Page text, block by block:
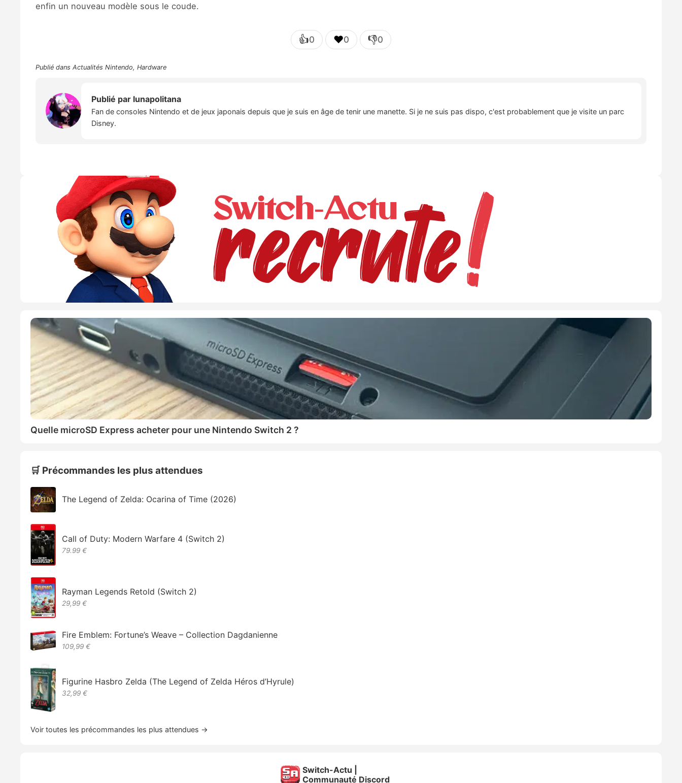
enfin un nouveau modèle sous le coude.
👍0 ❤️0 👎0
Publié dans Actualités Nintendo, Hardware
Publié par lunapolitana
Fan de consoles Nintendo et de jeux japonais depuis que je suis en âge de tenir une manette. Si je ne suis pas dispo, c'est probablement que je visite un parc
Disney.
Quelle microSD Express acheter pour une Nintendo Switch 2 ?
🛒 Précommandes les plus attendues
The Legend of Zelda: Ocarina of Time (2026)
Call of Duty: Modern Warfare 4 (Switch 2)
79.99 €
Rayman Legends Retold (Switch 2)
29,99 €
Fire Emblem: Fortune’s Weave – Collection Dagdanienne
109,99 €
Figurine Hasbro Zelda (The Legend of Zelda Héros d’Hyrule)
32,99 €
Voir toutes les précommandes les plus attendues →
Switch-Actu |
Communauté Discord